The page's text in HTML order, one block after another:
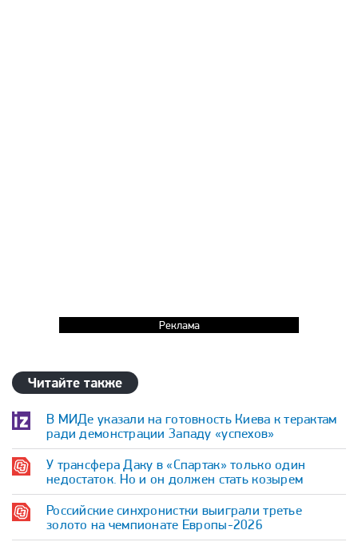
Реклама
Читайте также
В МИДе указали на готовность Киева к терактам
ради демонстрации Западу «успехов»
У трансфера Даку в «Спартак» только один
недостаток. Но и он должен стать козырем
Российские синхронистки выиграли третье
золото на чемпионате Европы-2026